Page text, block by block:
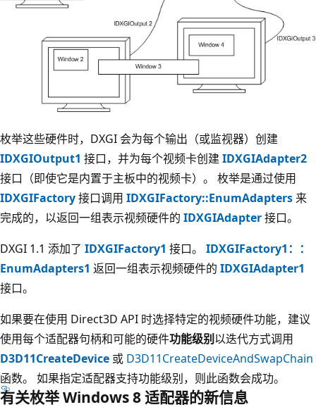
枚举这些硬件时，DXGI 会为每个输出（或监视器）创建
IDXGIOutput1 接口，并为每个视频卡创建IDXGIAdapter2
接口（即使它是内置于主板中的视频卡）。 枚举是通过使用
IDXGIFactory接口调用 IDXGIFactory::EnumAdapters 来
完成的，以返回一组表示视频硬件的 IDXGIAdapter接口。
DXGI 1.1 添加了 IDXGIFactory1 接口。 IDXGIFactory1：：
EnumAdapters1 返回一组表示视频硬件的 IDXGIAdapter1
接口。
如果要在使用 Direct3D API 时选择特定的视频硬件功能，建议
使用每个适配器句柄和可能的硬件功能级别 以迭代方式调用
D3D11CreateDevice 或 D3D11CreateDeviceAndSwapChain
函数。 如果指定适配器支持功能级别，则此函数会成功。
有关枚举 Windows 8 适配器的新信息